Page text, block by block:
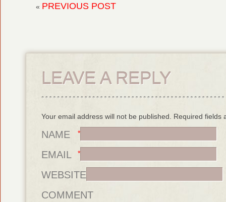
« PREVIOUS POST
LEAVE A REPLY
Your email address will not be published. Required fields
NAME *
EMAIL *
WEBSITE
COMMENT